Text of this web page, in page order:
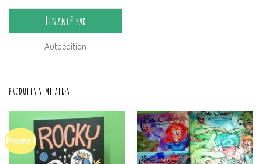
Financé par
Autoédition
PRODUITS SIMILAIRES
Promo !